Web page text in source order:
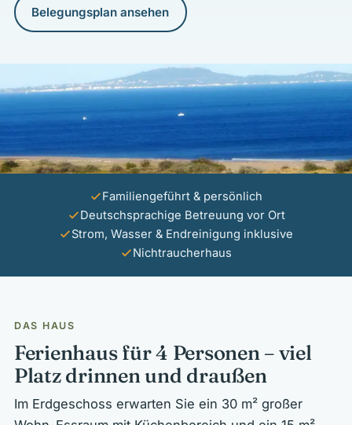
Belegungsplan ansehen
Familiengeführt & persönlich
Deutschsprachige Betreuung vor Ort
Strom, Wasser & Endreinigung inklusive
Nichtraucherhaus
DAS HAUS
Ferienhaus für 4 Personen – viel
Platz drinnen und draußen
Im Erdgeschoss erwarten Sie ein 30 m² großer